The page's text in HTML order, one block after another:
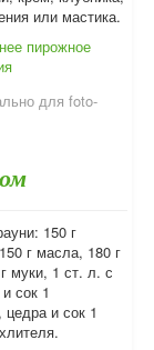
или мастика.
пирожное
для foto-
150 г
г масла, 180 г
муки, 1 ст. л. с
сок 1
и сок 1